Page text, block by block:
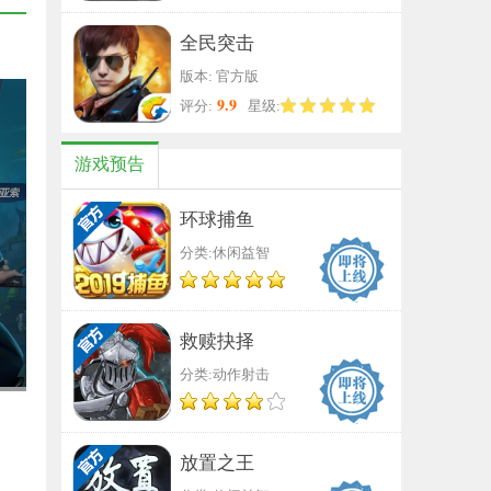
全民突击
版本: 官方版
评分: 9.9 星级:
游戏预告
环球捕鱼
分类:休闲益智
救赎抉择
分类:动作射击
放置之王